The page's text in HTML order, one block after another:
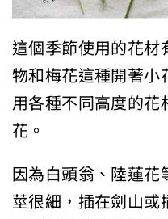
這個季節使用的花
物和梅花這種開著
用各種不同高度的
花。
因為白頭翁、陸蓮
莖很細，插在劍山